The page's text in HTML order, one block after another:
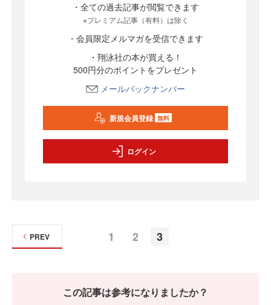
・全ての過去記事が閲覧できます
※プレミアム記事（有料）は除く
・会員限定メルマガを受信できます
・翔泳社の本が買える！
500円分のポイントをプレゼント
メールバックナンバー
新規会員登録 無料
ログイン
1 2 3
PREV
この記事は参考になりましたか？